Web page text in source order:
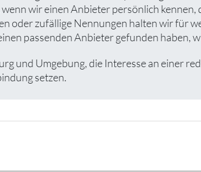
wir einen Anbieter persönlich
oder zufällige Nennungen halten wir für
passenden Anbieter gefunden haben,
und Umgebung, die Interesse an einer
setzen.